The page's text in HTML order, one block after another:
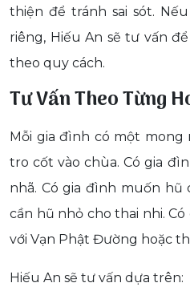
thiện để tránh sai sót.
riêng, Hiếu An sẽ tư vấn
theo quy cách.
Tư Vấn Theo Từng
Mỗi gia đình có một
tro cốt vào chùa. Có gia
nhã. Có gia đình muốn hũ
cần hũ nhỏ cho thai nhi.
với Vạn Phật Đường hoặc
Hiếu An sẽ tư vấn dựa trên: